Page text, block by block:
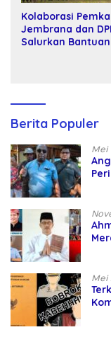
Kolaborasi
Jembrana dan
Salurkan
Berita Populer
Mei
Mei